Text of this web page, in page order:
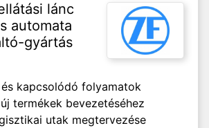
lánc
automata
gyártás
kapcsolódó folyamatok
termékek bevezetéséhez
utak megtervezése